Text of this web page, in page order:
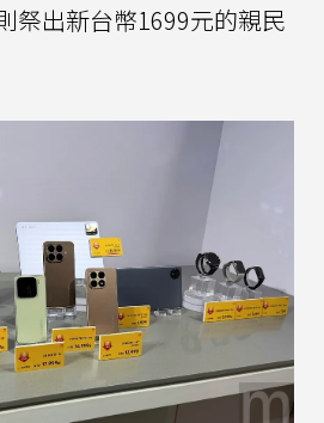
祭出新台幣1699元的親民